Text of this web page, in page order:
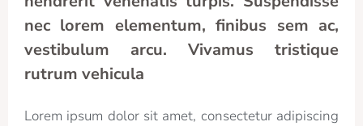
nec lorem elementum, finibus sem ac,
vestibulum arcu. Vivamus tristique
rutrum vehicula
Lorem ipsum dolor sit amet, consectetur adipiscing